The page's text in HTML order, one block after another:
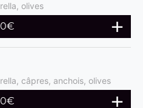
olives
€
câpres, anchois, olives
€